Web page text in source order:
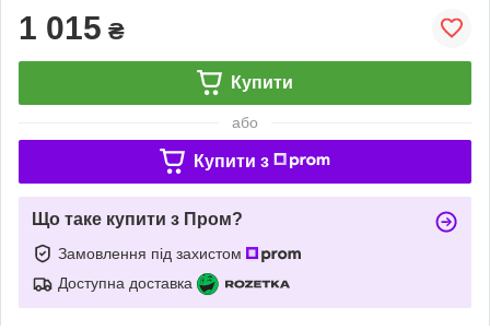
1 015 ₴
Купити
або
Купити з
Що таке купити з Пром?
Замовлення під захистом
Доступна доставка